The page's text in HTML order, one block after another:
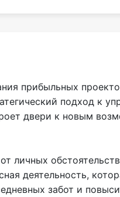
прибыльных
подход к
двери к новым
личных
деятельность,
забот и